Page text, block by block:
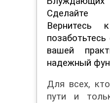
Сделайте
Вернитесь
вашей
надежный
Для всех,
пути и